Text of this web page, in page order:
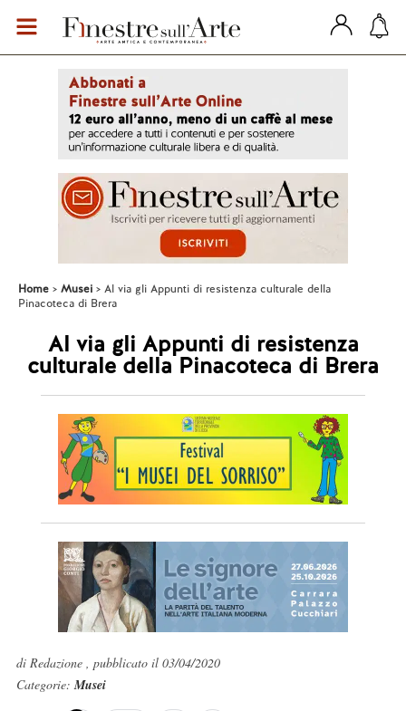
Home Musei
Al via gli Appunti di resistenza culturale della
Pinacoteca di Brera
Al via gli Appunti di resistenza
culturale della Pinacoteca di Brera
di Redazione , pubblicato il 03/04/2020
Categorie:Musei